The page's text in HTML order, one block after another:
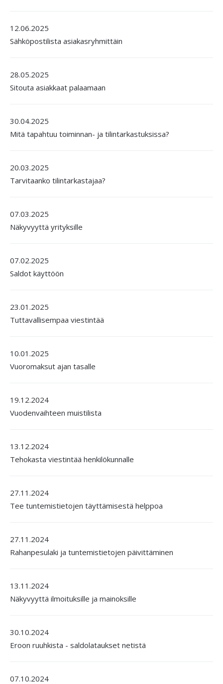
12.06.2025
Sähköpostilista asiakasryhmittäin
28.05.2025
Sitouta asiakkaat palaamaan
30.04.2025
Mitä tapahtuu toiminnan- ja tilintarkastuksissa?
20.03.2025
Tarvitaanko tilintarkastajaa?
07.03.2025
Näkyvyyttä yrityksille
07.02.2025
Saldot käyttöön
23.01.2025
Tuttavallisempaa viestintää
10.01.2025
Vuoromaksut ajan tasalle
19.12.2024
Vuodenvaihteen muistilista
13.12.2024
Tehokasta viestintää henkilökunnalle
27.11.2024
Tee tuntemistietojen täyttämisestä helppoa
27.11.2024
Rahanpesulaki ja tuntemistietojen päivittäminen
13.11.2024
Näkyvyyttä ilmoituksille ja mainoksille
30.10.2024
Eroon ruuhkista - saldolataukset netistä
07.10.2024